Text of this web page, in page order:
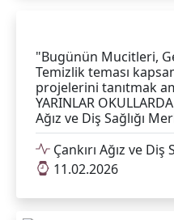
"Bugünün Mucitleri,
Temizlik teması
projelerini tanıtmak
YARINLAR
Ağız ve Diş Sağlığı
Çankırı Ağız ve Diş
11.02.2026